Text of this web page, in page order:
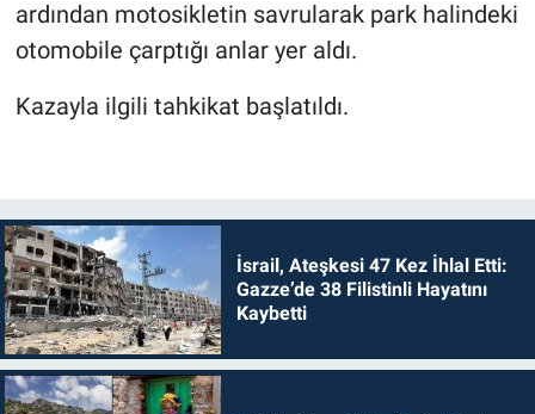
ardından motosikletin savrularak park halindeki
otomobile çarptığı anlar yer aldı.
Kazayla ilgili tahkikat başlatıldı.
İsrail, Ateşkesi 47 Kez İhlal Etti:
Gazze’de 38 Filistinli Hayatını
Kaybetti